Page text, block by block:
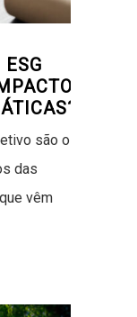
são o
das
vêm